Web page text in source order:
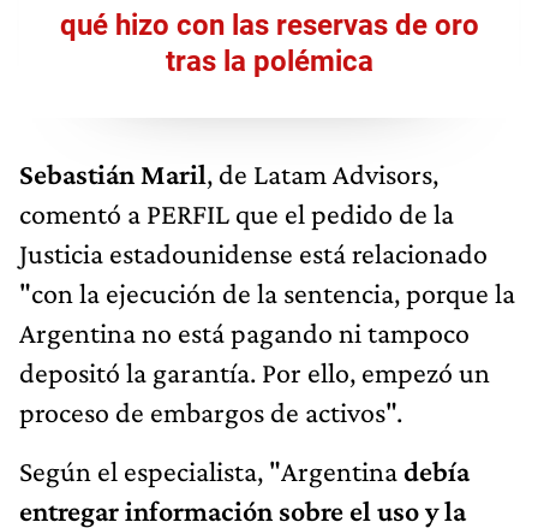
qué hizo con las reservas de oro
tras la polémica
Sebastián Maril, de Latam Advisors,
comentó a PERFIL que el pedido de la
Justicia estadounidense está relacionado
"con la ejecución de la sentencia, porque la
Argentina no está pagando ni tampoco
depositó la garantía. Por ello, empezó un
proceso de embargos de activos".
Según el especialista, "Argentinadebía
entregar información sobre el uso y la